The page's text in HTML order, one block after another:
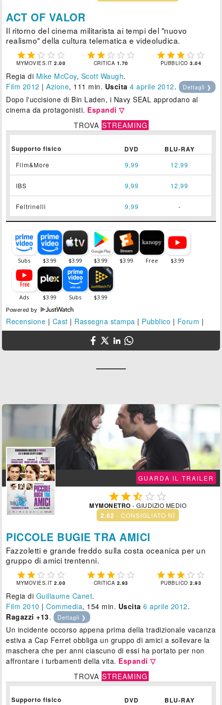
ACT OF VALOR
Il ritorno del cinema militarista ai tempi del "nuovo
realismo" della cultura telematica e videoludica.
    
MYMOVIES.IT2.00
    
CRITICA 1.70
    
PUBBLICO3.04
Regia di Mike McCoy, Scott Waugh.
Film 2012 |Azione, 111 min. Uscita 4 aprile 2012. Dettagli ❯
Dopo l'uccisione di Bin Laden, i Navy SEAL approdano al
cinema da protagonisti. Espandi ▽
TROVA STREAMING
Supporto fisico DVD BLU-RAY
Film&More 9,99 12,99
IBS 9,99 12,99
Feltrinelli 9,99 -
Powered by
Recensione | Cast | Rassegna stampa | Pubblico | Forum |

GUARDA IL TRAILER
  
MYMONETRO - GIUDIZIO MEDIO
2.62 - CONSIGLIATO NÌ
PICCOLE BUGIE TRA AMICI
Fazzoletti e grande freddo sulla costa oceanica per un
gruppo di amici trentenni.
    
MYMOVIES.IT2.00
    
CRITICA 2.93
    
PUBBLICO2.93
Regia di Guillaume Canet.
Film 2010 |Commedia, 154 min. Uscita 6 aprile 2012.
Ragazzi +13. Dettagli ❯
Un incidente occorso appena prima della tradizionale vacanza
estiva a Cap Ferret obbliga un gruppo di amici a sollevare la
maschera che per anni ciascuno di essi ha portato per non
affrontare i turbamenti della vita. Espandi ▽
TROVA STREAMING
Supporto fisico DVD BLU-RAY